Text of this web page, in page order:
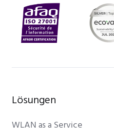
Lösungen
WLAN as a Service